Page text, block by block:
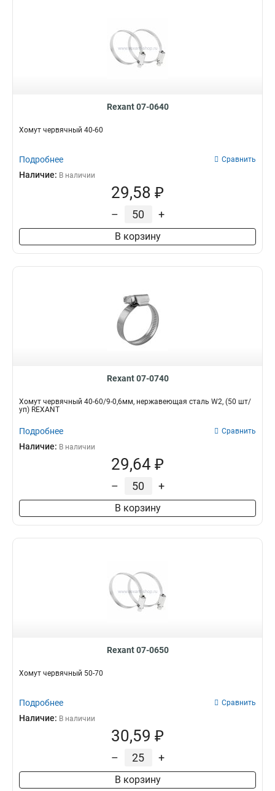
Rexant 07-0640
Хомут червячный 40-60
Подробнее Сравнить
Наличие: В наличии
29,58 ₽
– +
В корзину
Rexant 07-0740
Хомут червячный 40-60/9-0,6мм, нержавеющая сталь W2, (50 шт/
уп) REXANT
Подробнее Сравнить
Наличие: В наличии
29,64 ₽
– +
В корзину
Rexant 07-0650
Хомут червячный 50-70
Подробнее Сравнить
Наличие: В наличии
30,59 ₽
– +
В корзину